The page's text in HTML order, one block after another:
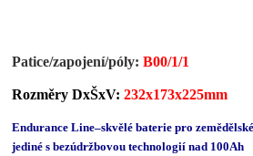
Patice/zapojení/póly: B00/1/1
Rozměry DxŠxV: 232x173x225mm
Endurance Line–skvělé baterie pro
jediné s bezúdržbovou technologií nad 100Ah